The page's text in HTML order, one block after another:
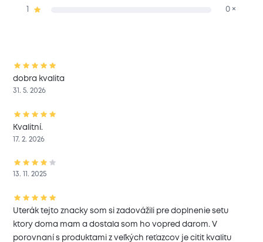
0 ×
dobra kvalita
31. 5. 2026
Kvalitní.
17. 2. 2026
13. 11. 2025
Uterák tejto znacky som si zadovážili pre doplnenie setu
ktory doma mam a dostala som ho vopred darom. V
porovnaní s produktami z veľkých reťazcov je citit kvalitu